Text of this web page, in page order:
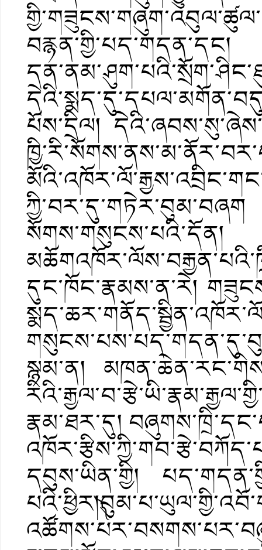
བརྙན་གྱི་པད་གདན་དང།
པོས་དྲིལ།
ཀྱི་བར་དུ་གཏེར་བུམ་བཞག
སོགས་གསུངས་པའི་དོན།
དུང་ཁོང་རྣམས་ན་རེ།
སྙམ་ན།
རྣམ་ཐར་དུ།
དབུས་ཡིན་གྱི།